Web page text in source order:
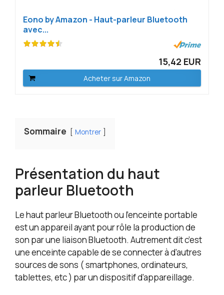
Eono by Amazon - Haut-parleur Bluetooth
avec...
15,42 EUR
Acheter sur Amazon
Sommaire Montrer
Présentation du haut
parleur Bluetooth
Le haut parleur Bluetooth ou l’enceinte portable
est un appareil ayant pour rôle la production de
son par une liaison Bluetooth. Autrement dit c’est
une enceinte capable de se connecter à d’autres
sources de sons ( smartphones, ordinateurs,
tablettes, etc ) par un dispositif d’appareillage.